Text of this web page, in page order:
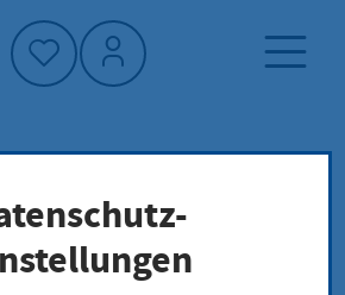
Finder
der Berufsbezeichnung